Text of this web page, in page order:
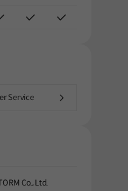
Service
Co., Ltd.